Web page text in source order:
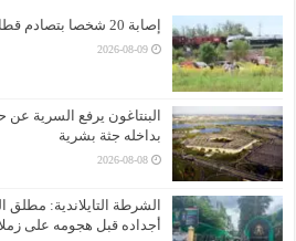
إصابة 20 شخصا بتصادم قطارين في كرواتيا
2026-08-09
البنتاغون يرفع السرية
بداخله جثة بشرية
2026-08-08
الشرطة التايلاندية: مطلق
أجداده قبل هجومه على